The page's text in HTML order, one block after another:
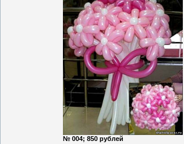
№ 004; 850 рублей